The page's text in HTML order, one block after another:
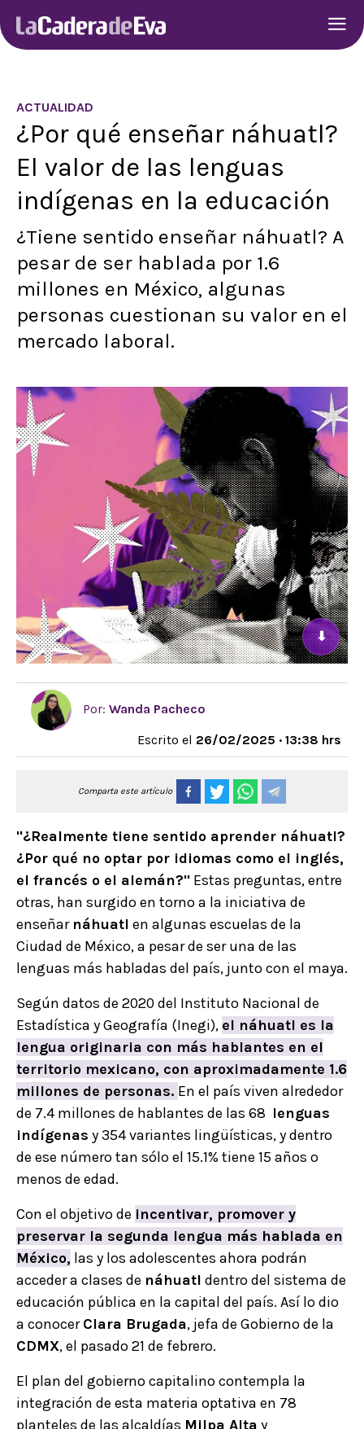
ACTUALIDAD
¿Por qué enseñar náhuatl?
El valor de las lenguas
indígenas en la educación
¿Tiene sentido enseñar náhuatl? A
pesar de ser hablada por 1.6
millones en México, algunas
personas cuestionan su valor en el
mercado laboral.
⬇
Por: Wanda Pacheco
Escrito el 26/02/2025 · 13:38 hrs
Comparta este artículo
"¿Realmente tiene sentido aprender náhuatl?
¿Por qué no optar por idiomas como el inglés,
el francés o el alemán?" Estas preguntas, entre
otras, han surgido en torno a la iniciativa de
enseñar náhuatl en algunas escuelas de la
Ciudad de México, a pesar de ser una de las
lenguas más habladas del país, junto con el maya.
Según datos de 2020 del Instituto Nacional de
Estadística y Geografía (Inegi), el náhuatl es la
lengua originaria con más hablantes en el
territorio mexicano, con aproximadamente 1.6
millones de personas. En el país viven alrededor
de 7.4 millones de hablantes de las 68 lenguas
indígenas y 354 variantes lingüísticas, y dentro
de ese número tan sólo el 15.1% tiene 15 años o
menos de edad.
Con el objetivo de incentivar, promover y
preservar la segunda lengua más hablada en
México, las y los adolescentes ahora podrán
acceder a clases de náhuatl dentro del sistema de
educación pública en la capital del país. Así lo dio
a conocerClara Brugada, jefa de Gobierno de la
CDMX, el pasado 21 de febrero.
El plan del gobierno capitalino contempla la
integración de esta materia optativa en 78
planteles de las alcaldías Milpa Alta y